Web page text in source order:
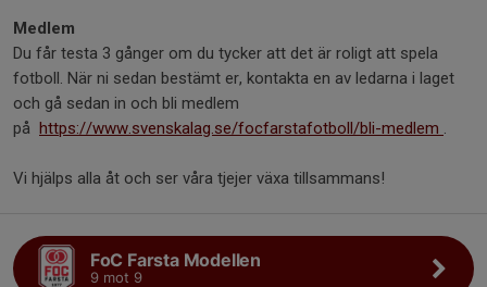
Medlem
Du får testa 3 gånger om du tycker att det är roligt att spela
fotboll. När ni sedan bestämt er, kontakta en av ledarna i laget
och gå sedan in och bli medlem
på https://www.svenskalag.se/focfarstafotboll/bli-medlem .
Vi hjälps alla åt och ser våra tjejer växa tillsammans!
FoC Farsta Modellen
9 mot 9